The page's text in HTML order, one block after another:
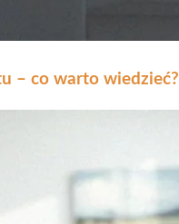
– co warto wiedzieć?